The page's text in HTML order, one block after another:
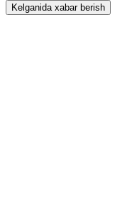
Kelganida xabar berish